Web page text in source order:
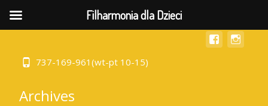
737-169-961(wt-pt 10-15)
Archives
Filharmonia dla Dzieci